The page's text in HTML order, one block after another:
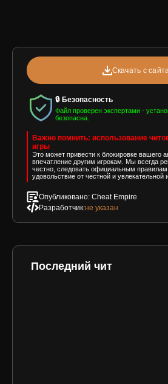
Скачать с сайта
🔒 Безопасность
Файл проверен экспертами -
безопасна.
Важно помнить: использование
игры
Это может привести к блокировке вашего
впечатление другим игрокам. Мы всегда
честно, следовать официальным правилам
удовольствие от честной и увлекательной
Опубликовано: Cheat Empire
Разработчик:не указан
Последний чит